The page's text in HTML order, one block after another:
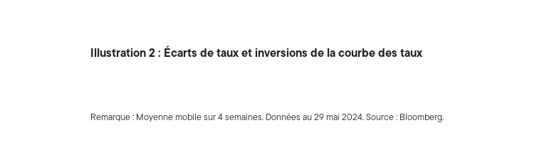
Illustration 2 : Écarts de taux et inversions de la courbe des taux
Remarque : Moyenne mobile sur 4 semaines. Données au 29 mai 2024. Source : Bloomberg.